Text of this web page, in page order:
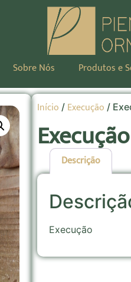
Sobre Nós Produtos e
Início / Execução /
Descrição
Execução